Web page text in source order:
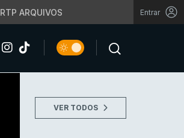
RTP ARQUIVOS Entrar
VER TODOS